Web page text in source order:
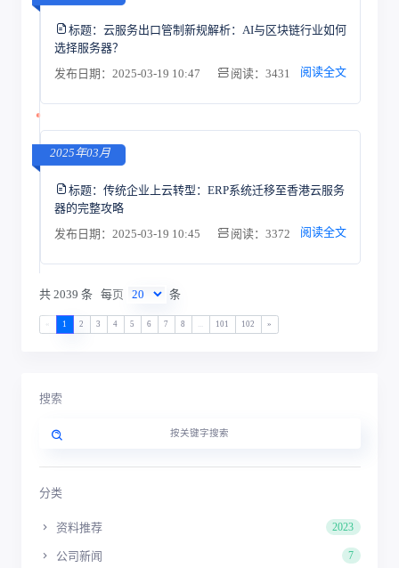
标题： 云服务出口管制新规解析：AI与区块链行业如何
选择服务器？
发布日期：2025-03-19 10:47
阅读：3431 阅读全文
2025年03月
标题： 传统企业上云转型：ERP系统迁移至香港云服务
器的完整攻略
发布日期：2025-03-19 10:45
阅读：3372 阅读全文
共 2039 条 每页 条
1 2 3 4 5 6 7 8 101 102 »
搜索
分类
资料推荐 2023
公司新闻 7